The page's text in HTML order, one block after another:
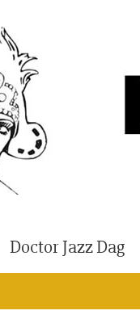
Doctor Jazz Dag